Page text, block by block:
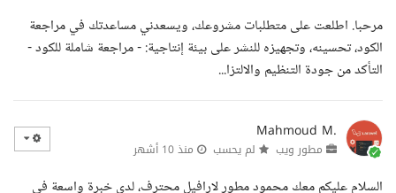
مرحبا. اطلعت على متطلبات مشروعك، ويسعدني مساعدتك في مراجعة
الكود، تحسينه، وتجهيزه للنشر على بيئة إنتاجية: - مراجعة شاملة للكود -
التأكد من جودة التنظيم والالتزا...
Mahmoud M.
مطور ويب لم يحسب منذ 10 أشهر
السلام عليكم معك محمود مطور لارافيل محترف، لدي خبرة واسعة في